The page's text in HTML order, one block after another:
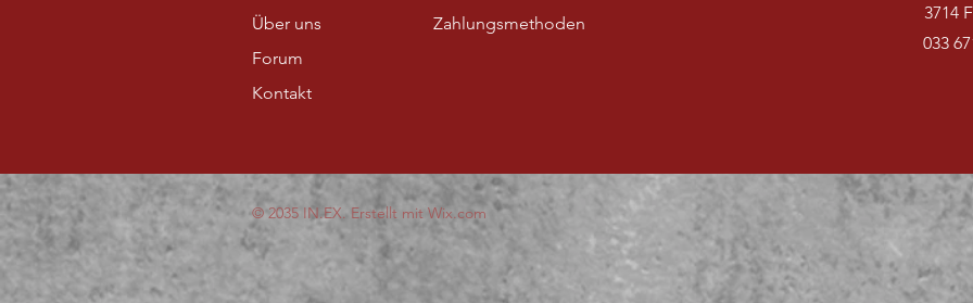
Über uns
Forum
Kontakt
Zahlungsmethoden
3714
033
© 2035 IN.EX. Erstellt mit Wix.com